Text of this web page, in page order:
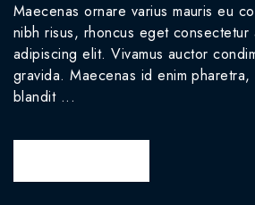
Maecenas ornare varius mauris eu
nibh risus, rhoncus eget
adipiscing elit. Vivamus auctor
gravida. Maecenas id enim
blandit ...